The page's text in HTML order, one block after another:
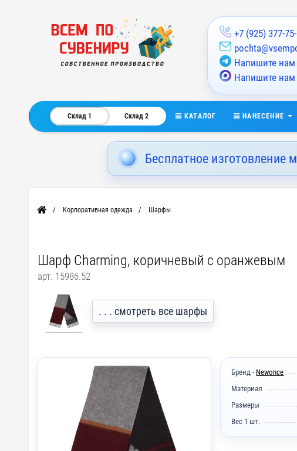
+7 (925) 377-
Напишите нам
Напишите нам
Склад 1 Склад 2 КАТАЛОГ НАНЕСЕНИЕ
Бесплатное изготовление
Главная Корпоративная одежда Шарфы
Шарф Charming, коричневый с оранжевым
арт. 15986.52
. . . смотреть все шарфы
Бренд - Newonce
Материал
Размеры
Вес 1 шт.